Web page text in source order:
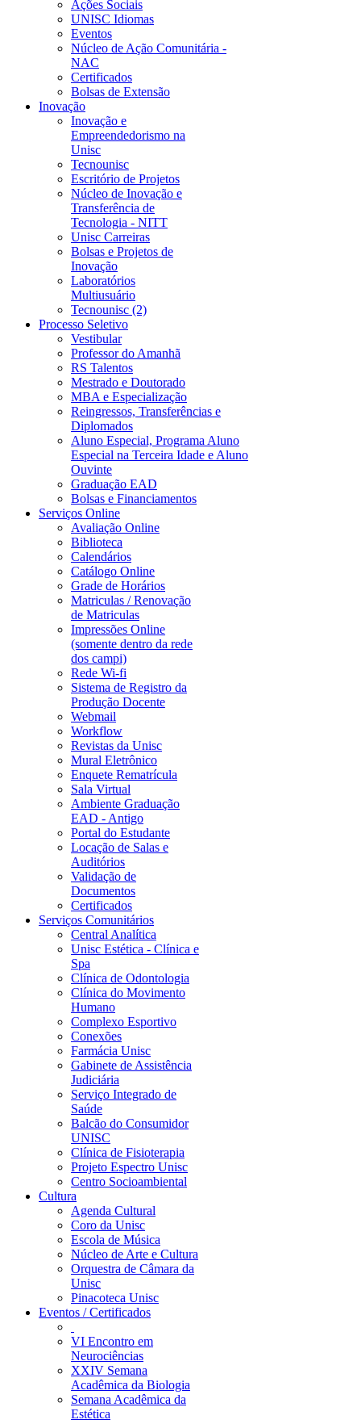
Ações Sociais
UNISC Idiomas
Eventos
Núcleo de Ação Comunitária -
NAC
Certificados
Bolsas de Extensão
Inovação
Inovação e
Empreendedorismo na
Unisc
Tecnounisc
Escritório de Projetos
Núcleo de Inovação e
Transferência de
Tecnologia - NITT
Unisc Carreiras
Bolsas e Projetos de
Inovação
Laboratórios
Multiusuário
Tecnounisc (2)
Processo Seletivo
Vestibular
Professor do Amanhã
RS Talentos
Mestrado e Doutorado
MBA e Especialização
Reingressos, Transferências e
Diplomados
Aluno Especial, Programa Aluno
Especial na Terceira Idade e Aluno
Ouvinte
Graduação EAD
Bolsas e Financiamentos
Serviços Online
Avaliação Online
Biblioteca
Calendários
Catálogo Online
Grade de Horários
Matriculas / Renovação
de Matriculas
Impressões Online
(somente dentro da rede
dos campi)
Rede Wi-fi
Sistema de Registro da
Produção Docente
Webmail
Workflow
Revistas da Unisc
Mural Eletrônico
Enquete Rematrícula
Sala Virtual
Ambiente Graduação
EAD - Antigo
Portal do Estudante
Locação de Salas e
Auditórios
Validação de
Documentos
Certificados
Serviços Comunitários
Central Analítica
Unisc Estética - Clínica e
Spa
Clínica de Odontologia
Clínica do Movimento
Humano
Complexo Esportivo
Conexões
Farmácia Unisc
Gabinete de Assistência
Judiciária
Serviço Integrado de
Saúde
Balcão do Consumidor
UNISC
Clínica de Fisioterapia
Projeto Espectro Unisc
Centro Socioambiental
Cultura
Agenda Cultural
Coro da Unisc
Escola de Música
Núcleo de Arte e Cultura
Orquestra de Câmara da
Unisc
Pinacoteca Unisc
Eventos / Certificados
VI Encontro em
Neurociências
XXIV Semana
Acadêmica da Biologia
Semana Acadêmica da
Estética